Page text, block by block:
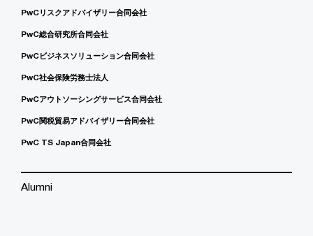
PwCリスクアドバイザリー合同会社
PwC総合研究所合同会社
PwCビジネスソリューション合同会社
PwC社会保険労務士法人
PwCアウトソーシングサービス合同会社
PwC関税貿易アドバイザリー合同会社
PwC TS Japan合同会社
Alumni